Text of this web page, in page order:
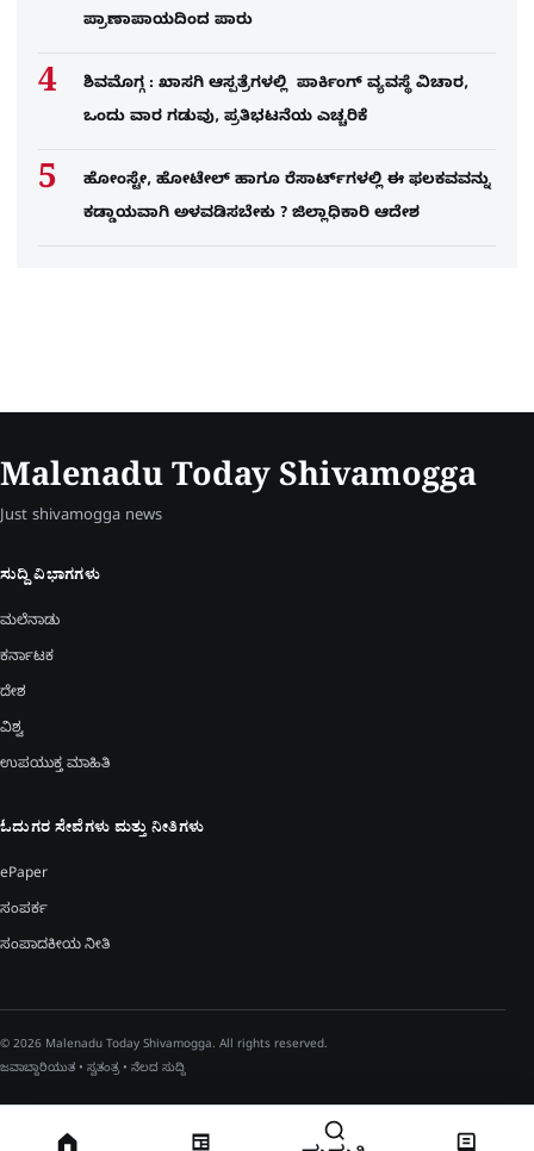
ಪ್ರಾಣಾಪಾಯದಿಂದ ಪಾರು
ಶಿವಮೊಗ್ಗ : ಖಾಸಗಿ ಆಸ್ಪತ್ರೆಗಳಲ್ಲಿ ಪಾರ್ಕಿಂಗ್​ ವ್ಯವಸ್ಥೆ ವಿಚಾರ,
ಒಂದು ವಾರ ಗಡುವು, ಪ್ರತಿಭಟನೆಯ ಎಚ್ಚರಿಕೆ
ಹೋಂಸ್ಟೇ, ಹೋಟೇಲ್ ಹಾಗೂ ರೆಸಾರ್ಟ್‌ಗಳಲ್ಲಿ ಈ ಫಲಕವವನ್ನು
ಕಡ್ಡಾಯವಾಗಿ ಅಳವಡಿಸಬೇಕು ? ಜಿಲ್ಲಾಧಿಕಾರಿ ಆದೇಶ
Malenadu Today Shivamogga
Just shivamogga news
ಸುದ್ದಿ ವಿಭಾಗಗಳು
ಮಲೆನಾಡು
ಕರ್ನಾಟಕ
ದೇಶ
ವಿಶ್ವ
ಉಪಯುಕ್ತ ಮಾಹಿತಿ
ಓದುಗರ ಸೇವೆಗಳು ಮತ್ತು ನೀತಿಗಳು
ePaper
ಸಂಪರ್ಕ
ಸಂಪಾದಕೀಯ ನೀತಿ
© 2026 Malenadu Today Shivamogga. All rights reserved.
ಜವಾಬ್ದಾರಿಯುತ • ಸ್ವತಂತ್ರ • ನೆಲದ ಸುದ್ದಿ